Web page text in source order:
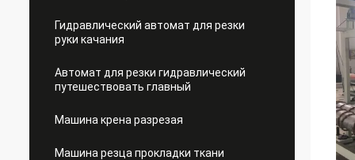
Гидравлический автомат для резки
руки качания
Автомат для резки гидравлический
путешествовать главный
Машина крена разрезая
Машина резца прокладки ткани